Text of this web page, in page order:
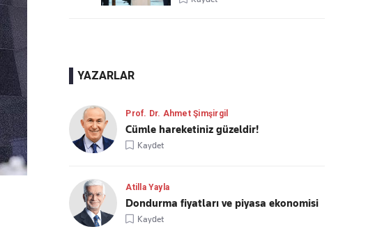
YAZARLAR
Prof. Dr. Ahmet Şimşirgil
Cümle hareketiniz güzeldir!
Kaydet
Atilla Yayla
Dondurma fiyatları ve piyasa ekonomisi
Kaydet